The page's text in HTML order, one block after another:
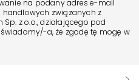
na podany adres e-mail
związanych z
z o.o., działającego pod
a, że zgodę tę mogę w